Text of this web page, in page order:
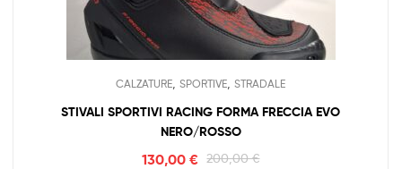
CALZATURE SPORTIVE STRADALE
STIVALI SPORTIVI RACING FORMA FRECCIA EVO
NERO/ROSSO
200,00€
130,00 €